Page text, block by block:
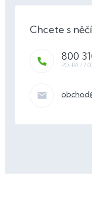
obchod
800